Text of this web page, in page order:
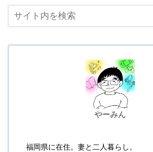
やーみん
福岡県に在住。妻と二人暮らし。